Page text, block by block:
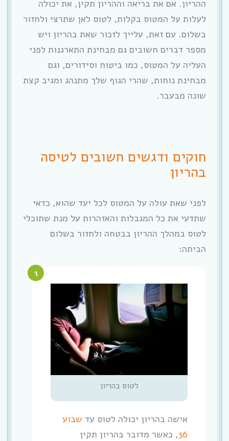
ההריון. אם את בריאה וההריון תקין, את יכולה
לעלות על המטוס בקלות, לטוס לאן שתרצי ולחזור
בשלום. עם זאת, עלייך לזכור שאת בהריון ויש
מספר דברים חשובים גם מבחינת התארגנות לפני
העליה על המטוס, כמו ביטוח וסידורים, וגם
מבחינת נוחות, שהרי הגוף שלך מתנהג ומגיב קצת
שונה מבעבר.
חוקים ודגשים חשובים לטיסה
בהריון
לפני שאת עולה על המטוס לכל יעד שהוא, כדאי
שתדעי את כל המגבלות והאזהרות על מנת שתוכלי
לטוס במהלך ההריון בבטחה ולחזור בשלום
הביתה:
לטוס בהריון
אישה בהריון יכולה לטוס עד שבוע
36, כאשר מדובר בהריון תקין